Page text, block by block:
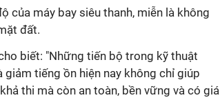
của máy bay siêu thanh, miễn là không
đất.
biết: "Những tiến bộ trong kỹ thuật
giảm tiếng ồn hiện nay không chỉ giúp
thi mà còn an toàn, bền vững và có giá